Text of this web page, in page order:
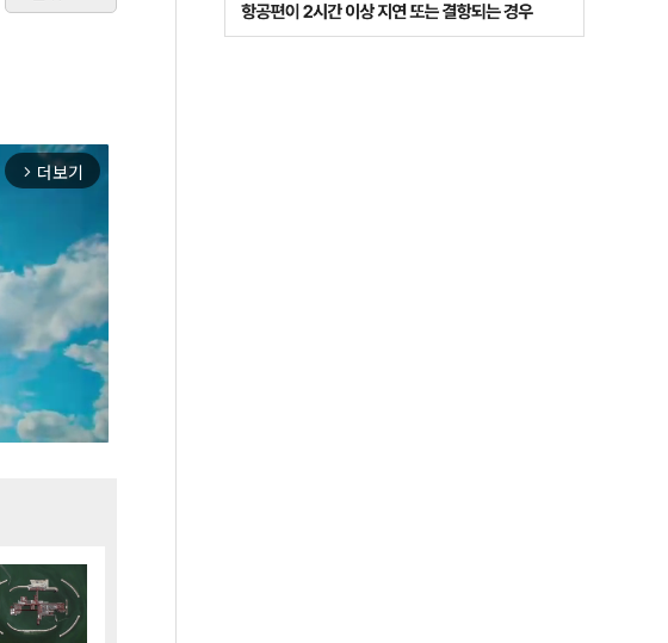
arrow_forward_ios 더보기